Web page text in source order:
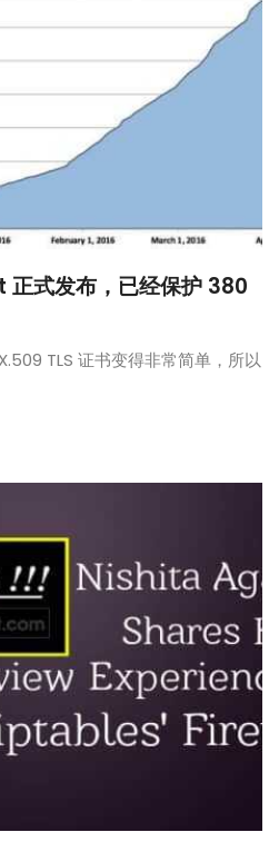
式发布，已经保护 380
TLS 证书变得非常简单，所以